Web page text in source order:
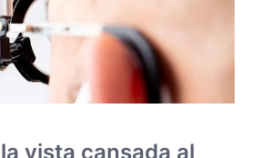
vista cansada al